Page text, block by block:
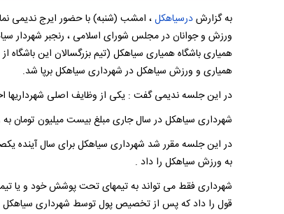
به گزارشدرسیاهکل، امشب (شنبه) با حضور ایرج ندیمی
ورزش و جوانان در مجلس شورای اسلامی ، رنجبر شهردار
همیاری باشگاه همیاری سیاهکل (تیم بزرگسالان این
همیاری و ورزش سیاهکل در شهرداری سیاهکل برپا شد.
در این جلسه ندیمی گفت : یکی از وظایف اصلی
شهرداری سیاهکل در سال جاری مبلغ بیست میلیون تومان
در این جلسه مقرر شد شهرداری سیاهکل برای سال آینده
به ورزش سیاهکل را داد .
شهرداری فقط می تواند به تیمهای تحت پوشش خود و یا
قول را داد که پس از تخصیص پول توسط شهرداری سیاهکل ،